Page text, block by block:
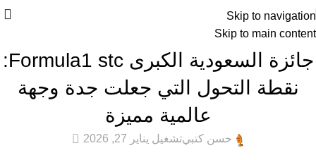
Skip to navigation
Skip to main content
جائزة السعودية الكبرى Formula1 stc:
نقطة التحول التي جعلت جدة وجهة
عالمية مميزة
حسن كتبيتشغيل يناير 27, 2026 108